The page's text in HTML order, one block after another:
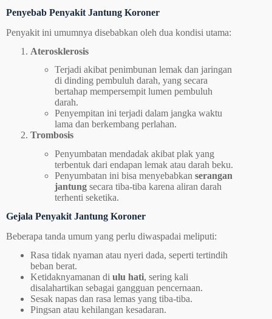
Penyebab Penyakit Jantung Koroner
Penyakit ini umumnya disebabkan oleh dua kondisi utama:
Aterosklerosis
Terjadi akibat penimbunan lemak dan jaringan
di dinding pembuluh darah, yang secara
bertahap mempersempit lumen pembuluh
darah.
Penyempitan ini terjadi dalam jangka waktu
lama dan berkembang perlahan.
Trombosis
Penyumbatan mendadak akibat plak yang
terbentuk dari endapan lemak atau darah beku.
Penyumbatan ini bisa menyebabkan serangan
jantung secara tiba-tiba karena aliran darah
terhenti seketika.
Gejala Penyakit Jantung Koroner
Beberapa tanda umum yang perlu diwaspadai meliputi:
Rasa tidak nyaman atau nyeri dada, seperti tertindih
beban berat.
Ketidaknyamanan di ulu hati, sering kali
disalahartikan sebagai gangguan pencernaan.
Sesak napas dan rasa lemas yang tiba-tiba.
Pingsan atau kehilangan kesadaran.